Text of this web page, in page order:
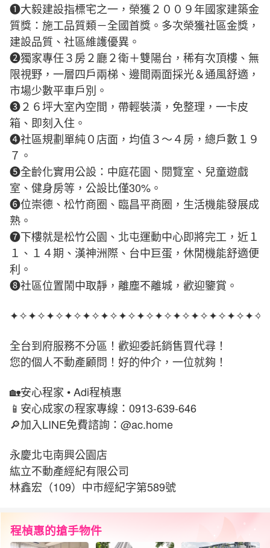
❶大毅建設指標宅之一，榮獲２００９年國家建築金
質獎：施工品質類－全國首獎。多次榮獲社區金獎，
建設品質、社區維護優異。
❷獨家專任３房２廳２衛＋雙陽台，稀有次頂樓、無
限視野，一層四戶兩梯、邊間兩面採光＆通風舒適，
市場少數平車戶別。
❸２６坪大室內空間，帶輕裝潢，免整理，一卡皮
箱、即刻入住。
❹社區規劃單純０店面，均值３～４房，總戶數１９
７。
❺全齡化實用公設：中庭花園、閱覽室、兒童遊戲
室、健身房等，公設比僅30%。
❻位崇德、松竹商圈、臨昌平商圈，生活機能發展成
熟。
❼下樓就是松竹公園、北屯運動中心即將完工，近１
１、１４期、漢神洲際、台中巨蛋，休閒機能舒適便
利。
❽社區位置鬧中取靜，離塵不離城，歡迎鑒賞。
全台到府服務不分區！歡迎委託銷售買代尋！
您的個人不動產顧問！好的仲介，一位就夠！
🏡安心程家 • Adi程楨惠
📱安心成家の程家專線：0913-639-646
🔎加入LINE免費諮詢：@ac.home
永慶北屯南興公園店
紘立不動產經紀有限公司
林鑫宏（109）中市經紀字第589號
程楨惠的搶手物件